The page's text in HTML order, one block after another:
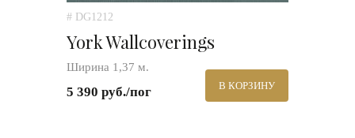
# DG1212
York Wallcoverings
Ширина 1,37 м.
5 390 руб./пог В КОРЗИНУ